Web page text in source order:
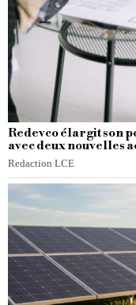
Redevco élargit son
avec deux nouvelles
Redaction LCE